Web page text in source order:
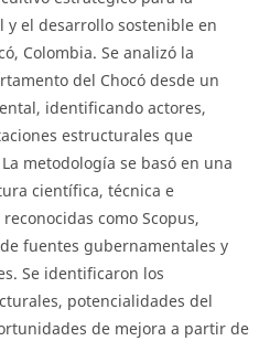
el desarrollo sostenible en
Colombia. Se analizó la
del Chocó desde un
identificando actores,
estructurales que
metodología se basó en una
científica, técnica e
como Scopus,
fuentes gubernamentales y
Se identificaron los
potencialidades del
de mejora a partir de